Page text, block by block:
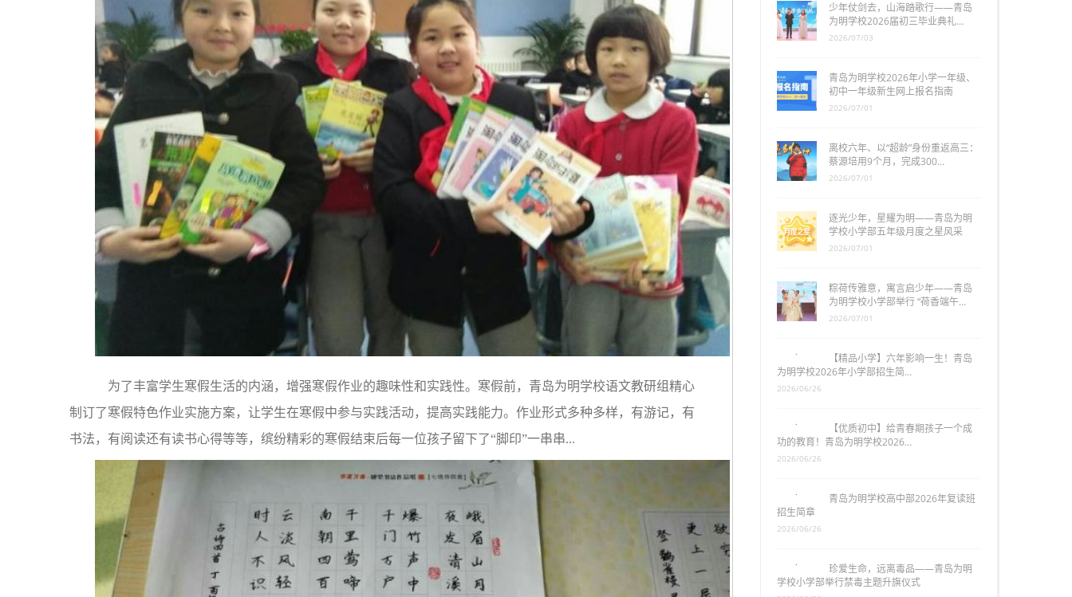
为了丰富学生寒假生活的内涵，增强寒假作业的趣味性和实践性。寒假前，青岛为明学校语文教研组精心
制订了寒假特色作业实施方案，让学生在寒假中参与实践活动，提高实践能力。作业形式多种多样，有游记，有
书法，有阅读还有读书心得等等，缤纷精彩的寒假结束后每一位孩子留下了“脚印”一串串...
少年仗剑去，山海踏歌行——青岛
为明学校2026届初三毕业典礼…
2026/07/03
青岛为明学校2026年小学一年级、
初中一年级新生网上报名指南
2026/07/01
离校六年、以“超龄”身份重返高三：
蔡源培用9个月，完成300…
2026/07/01
逐光少年，星耀为明——青岛为明
学校小学部五年级月度之星风采
2026/07/01
粽荷传雅意，寓言启少年——青岛
为明学校小学部举行 “荷香端午…
2026/07/01
【精品小学】六年影响一生！青岛
为明学校2026年小学部招生简…
【优质初中】给青春期孩子一个成
功的教育！青岛为明学校2026…
青岛为明学校高中部2026年复读班
珍爱生命，远离毒品——青岛为明
学校小学部举行禁毒主题升旗仪式